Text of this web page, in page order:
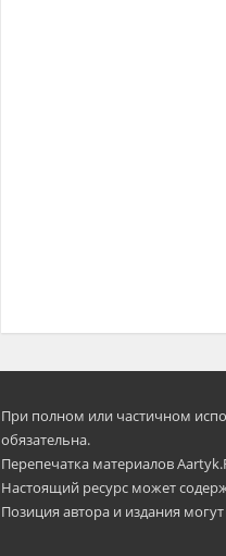
При полном или частичном
oбязательна.
Перепечатка материалов
Настоящий ресурс может
Позиция автора и издания могут